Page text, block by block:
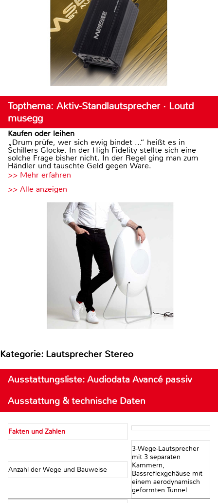
Topthema: Aktiv-Standlautsprecher · Loutd
musegg
Kaufen oder leihen
„Drum prüfe, wer sich ewig bindet ...“ heißt es in
Schillers Glocke. In der High Fidelity stellte sich eine
solche Frage bisher nicht. In der Regel ging man zum
Händler und tauschte Geld gegen Ware.
>> Mehr erfahren
>> Alle anzeigen
Kategorie: Lautsprecher Stereo
Ausstattungsliste: Audiodata Avancé passiv
Ausstattung & technische Daten
Fakten und Zahlen
Anzahl der Wege und Bauweise
3-Wege-Lautsprecher
mit 3 separaten
Kammern,
Bassreflexgehäuse mit
einem aerodynamisch
geformten Tunnel